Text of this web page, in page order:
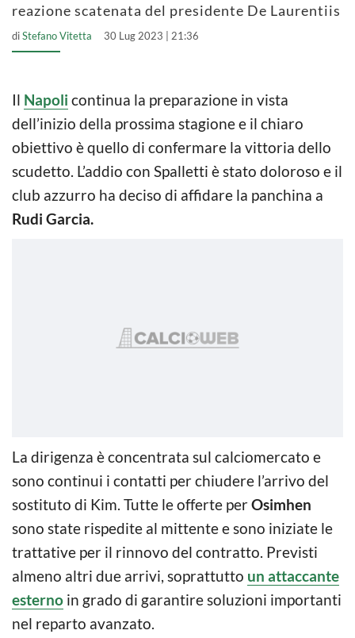
reazione scatenata del presidente De Laurentiis
diStefano Vitetta 30 Lug 2023 | 21:36
Il Napoli continua la preparazione in vista
dell’inizio della prossima stagione e il chiaro
obiettivo è quello di confermare la vittoria dello
scudetto. L’addio con Spalletti è stato doloroso e il
club azzurro ha deciso di affidare la panchina a
Rudi Garcia.
La dirigenza è concentrata sul calciomercato e
sono continui i contatti per chiudere l’arrivo del
sostituto di Kim. Tutte le offerte perOsimhen
sono state rispedite al mittente e sono iniziate le
trattative per il rinnovo del contratto. Previsti
almeno altri due arrivi, soprattutto un attaccante
esterno in grado di garantire soluzioni importanti
nel reparto avanzato.